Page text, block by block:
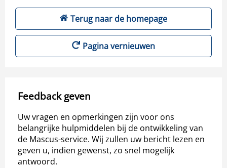
Terug naar de homepage
Pagina vernieuwen
Feedback geven
Uw vragen en opmerkingen zijn voor ons
belangrijke hulpmiddelen bij de ontwikkeling van
de Mascus-service. Wij zullen uw bericht lezen en
geven u, indien gewenst, zo snel mogelijk
antwoord.